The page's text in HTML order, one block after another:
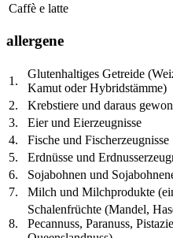
Caffè e latte
allergene
1.
Glutenhaltiges Getreide
Kamut oder Hybridstämme)
2.
Krebstiere und daraus
3.
Eier und Eierzeugnisse
4.
Fische und Fischerzeugnisse
5.
Erdnüsse und
6.
Sojabohnen und
7.
Milch und Milchprodukte
8.
Schalenfrüchte (Mandel,
Pecannuss, Paranuss,